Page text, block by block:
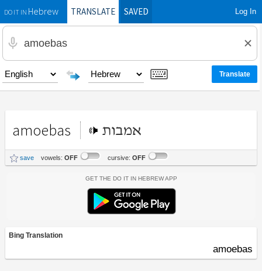
DO IT INHebrewTRANSLATE SAVED Log In
amoebas אמבות
save vowels: OFF cursive: OFF
Get the Do It In Hebrew App
Bing Translation
amoebas